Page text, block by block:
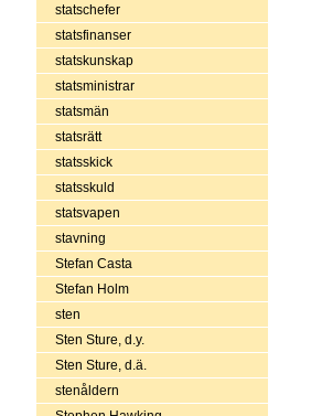
statschefer
statsfinanser
statskunskap
statsministrar
statsmän
statsrätt
statsskick
statsskuld
statsvapen
stavning
Stefan Casta
Stefan Holm
sten
Sten Sture, d.y.
Sten Sture, d.ä.
stenåldern